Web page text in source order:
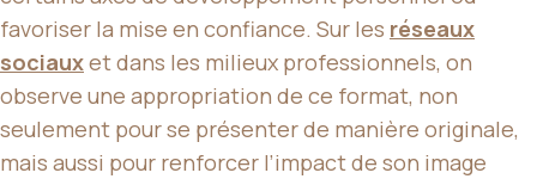
favoriser la mise en confiance. Sur les réseaux
sociauxet dans les milieux professionnels, on
observe une appropriation de ce format, non
seulement pour se présenter de manière originale,
mais aussi pour renforcer l’impact de son image